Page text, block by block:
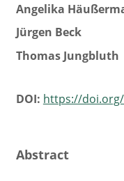
Angelika
Jürgen Beck
Thomas Jungbluth
DOI: https://doi.org/
Abstract